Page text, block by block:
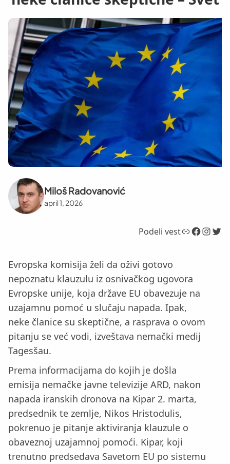
Miloš Radovanović
april 1, 2026
Podeli vestLink Facebook InstagramTwitter
Evropska komisija želi da oživi gotovo
nepoznatu klauzulu iz osnivačkog ugovora
Evropske unije, koja države EU obavezuje na
uzajamnu pomoć u slučaju napada. Ipak,
neke članice su skeptične, a rasprava o ovom
pitanju se već vodi, izveštava nemački medij
Tagesšau.
Prema informacijama do kojih je došla
emisija nemačke javne televizije ARD, nakon
napada iranskih dronova na Kipar 2. marta,
predsednik te zemlje, Nikos Hristodulis,
pokrenuo je pitanje aktiviranja klauzule o
obaveznoj uzajamnoj pomoći. Kipar, koji
trenutno predsedava Savetom EU po sistemu